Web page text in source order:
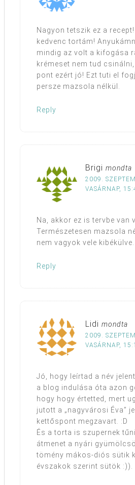
Nagyon tetszik ez a
kedvenc tortám!
mindig az volt a kifogása
krémeset nem tud
pont ezért jó! Ezt tuti el
persze mazsola nélkül.
Reply
Brigi mondta
2009.
VASÁRNAP,
Na, akkor ez is tervbe van
Természetesen mazsola
nem vagyok vele kibékülve.
Reply
Lidi mondta
2009.
VASÁRNAP,
Jó, hogy leírtad a név
a blog indulása óta azon
hogy hogy értetted, mert
jutott a „nagyvárosi Éva”
kettőspont megzavart. :D
És a torta is szupernek
átmenet a nyári
tömény mákos-diós sütik
évszakok szerint sütök :)).